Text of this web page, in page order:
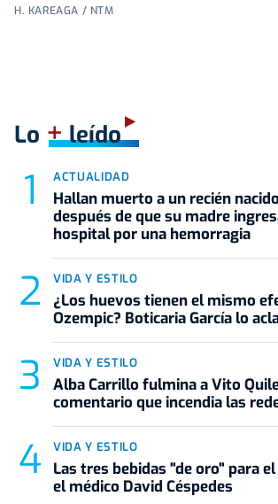
H. KAREAGA / NTM
Lo +leído
ACTUALIDAD
Hallan muerto a un recién
después de que su madre
hospital por una hemorragia
VIDA Y ESTILO
¿Los huevos tienen el mismo
Ozempic? Boticaria García lo
VIDA Y ESTILO
Alba Carrillo fulmina a Vito
comentario que incendia las
VIDA Y ESTILO
Las tres bebidas "de oro" para
el médico David Céspedes